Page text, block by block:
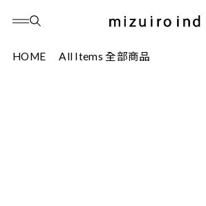
HOME All Items 全部商品